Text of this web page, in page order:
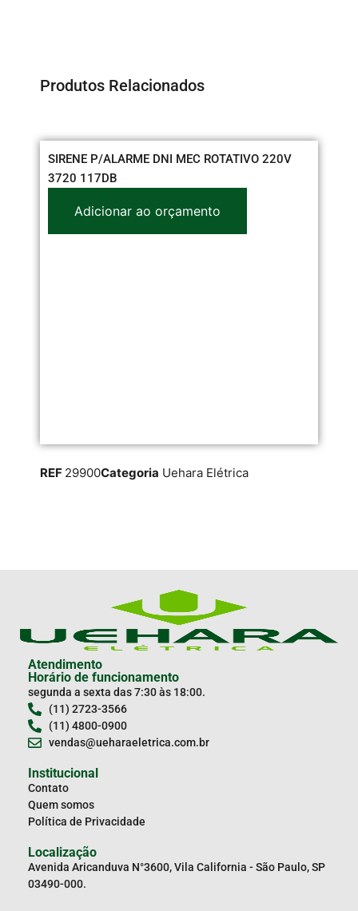
Produtos Relacionados
SIRENE P/ALARME DNI MEC ROTATIVO 220V
3720 117DB
Adicionar ao orçamento
REF 29900Categoria Uehara Elétrica
Atendimento
Horário de funcionamento
segunda a sexta das 7:30 às 18:00.
(11) 2723-3566
(11) 4800-0900
vendas@ueharaeletrica.com.br
Institucional
Contato
Quem somos
Política de Privacidade
Localização
Avenida Aricanduva N°3600, Vila California - São Paulo, SP
03490-000.